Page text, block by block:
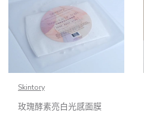
Skintory
玫瑰酵素亮白光感面膜